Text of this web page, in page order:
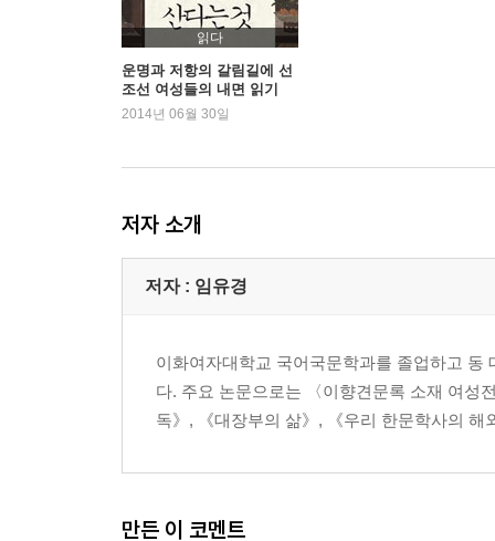
6. 죽음으로써 남편의 죄를 꾸짖다
7. 재주 하나로 굶주리는 수천 명을 구하다
8. 잃어버린 정체성을 찾아 나선 길
9. 노력하지 않고 얻은 성과는 오히려 해가 된다
3. 가혹한 정치는 호랑이보다 무섭다
4. 스스로 개척한 운명
5. 자신의 뜻대로 일생을 산 황진이
5. 수신, 마음을 바르게 하는 법
읽다
운명과 저항의 갈림길에 선
조선 여성들의 내면 읽기
2014년 06월 30일
저자 소개
저자 : 임유경
이화여자대학교 국어국문학과를 졸업하고
다. 주요 논문으로는 〈이향견문록 소재 여성
독》, 《대장부의 삶》, 《우리 한문학사의
만든 이 코멘트